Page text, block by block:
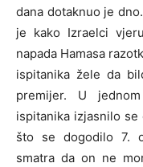
dana dotaknuo je
je kako Izraelci
napada Hamasa
ispitanika žele da
premijer. U
ispitanika izjasnilo
što se dogodilo 7.
smatra da on ne